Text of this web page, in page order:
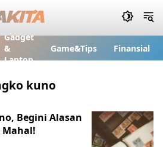
Gadget
&
Laptop
Game&Tips Finansial
kuno
Begini Alasan
Mahal!